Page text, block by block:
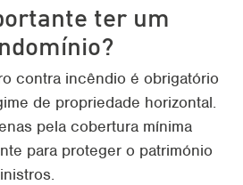
ter um
contra incêndio é obrigatório
de propriedade horizontal.
pela cobertura mínima
para proteger o património